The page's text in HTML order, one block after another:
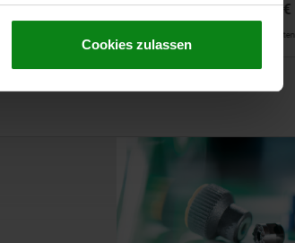
Cookies zulassen
DETAILS
ab204,77 €
zzgl. MwSt.
zzgl. Versandkosten